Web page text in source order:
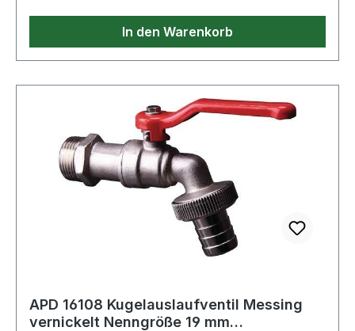
In den Warenkorb
APD 16108 Kugelauslaufventil Messing
vernickelt Nenngröße 19 mm